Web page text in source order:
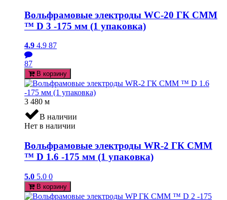
Вольфрамовые электроды WC-20 ГК СММ
™ D 3 -175 мм (1 упаковка)
4.9 4.9 87
87
В корзину
3 480 м
В наличии
Нет в наличии
Вольфрамовые электроды WR-2 ГК СММ
™ D 1.6 -175 мм (1 упаковка)
5.0 5.0 0
В корзину